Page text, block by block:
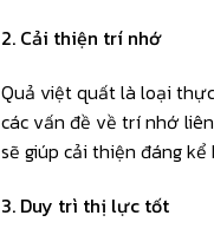
2. Cải thiện trí nhớ
Quả việt quất là loại
các vấn đề về trí nhớ
sẽ giúp cải thiện đáng
3. Duy trì thị lực tốt